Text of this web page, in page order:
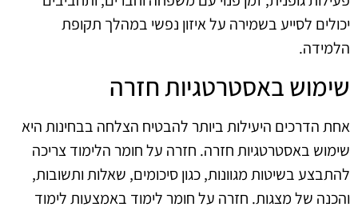
יכולים לסייע בשמירה על איזון נפשי במהלך תקופת
הלמידה.
שימוש באסטרטגיות חזרה
אחת הדרכים היעילות ביותר להבטיח הצלחה בבחינות היא
שימוש באסטרטגיות חזרה. חזרה על חומר הלימוד צריכה
להתבצע בשיטות מגוונות, כגון סיכומים, שאלות ותשובות,
והכנה של מצגות. חזרה על חומר לימוד באמצעות לימוד